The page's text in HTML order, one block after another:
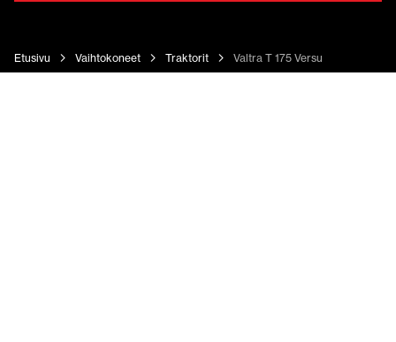
Etusivu Vaihtokoneet Traktorit Valtra T 175 Versu